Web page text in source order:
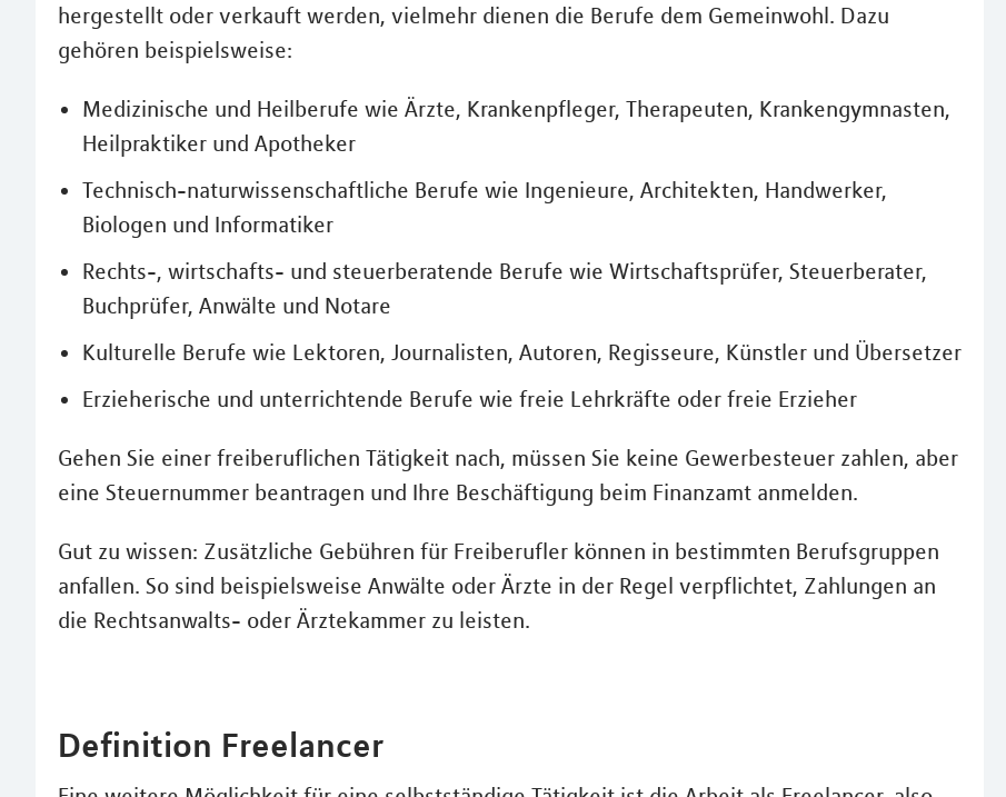
hergestellt oder verkauft werden, vielmehr dienen die Berufe dem Gemeinwohl. Dazu
gehören beispielsweise:
Medizinische und Heilberufe wie Ärzte, Krankenpfleger, Therapeuten, Krankengymnasten,
Heilpraktiker und Apotheker
Technisch-naturwissenschaftliche Berufe wie Ingenieure, Architekten, Handwerker,
Biologen und Informatiker
Rechts-, wirtschafts- und steuerberatende Berufe wie Wirtschaftsprüfer, Steuerberater,
Buchprüfer, Anwälte und Notare
Kulturelle Berufe wie Lektoren, Journalisten, Autoren, Regisseure, Künstler und Übersetzer
Erzieherische und unterrichtende Berufe wie freie Lehrkräfte oder freie Erzieher
Gehen Sie einer freiberuflichen Tätigkeit nach, müssen Sie keine Gewerbesteuer zahlen, aber
eine Steuernummer beantragen und Ihre Beschäftigung beim Finanzamt anmelden.
Gut zu wissen: Zusätzliche Gebühren für Freiberufler können in bestimmten Berufsgruppen
anfallen. So sind beispielsweise Anwälte oder Ärzte in der Regel verpflichtet, Zahlungen an
die Rechtsanwalts- oder Ärztekammer zu leisten.
Definition Freelancer